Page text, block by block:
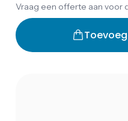
Vraag een offerte aan voor